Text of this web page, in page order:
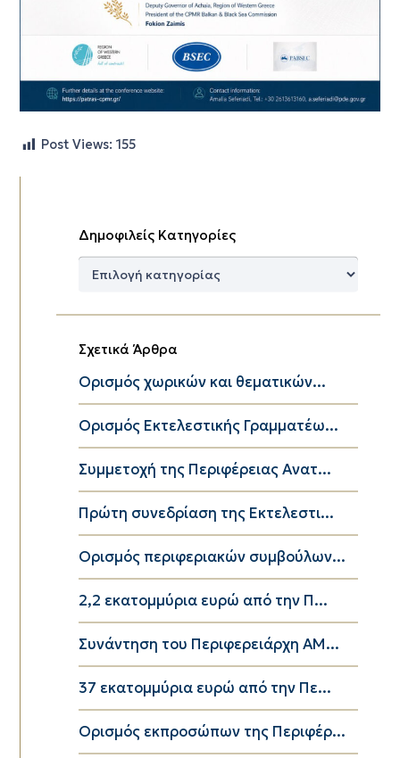
Post Views: 155
Δημοφιλείς Κατηγορίες
Δημοφιλείς
Σχετικά Άρθρα
Ορισμός χωρικών και θεματικών...
Ορισμός Εκτελεστικής Γραμματέω...
Συμμετοχή της Περιφέρειας Ανατ...
Πρώτη συνεδρίαση της Εκτελεστι...
Ορισμός περιφεριακών συμβούλων...
2,2 εκατομμύρια ευρώ από την Π...
Συνάντηση του Περιφερειάρχη ΑΜ...
37 εκατομμύρια ευρώ από την Πε...
Ορισμός εκπροσώπων της Περιφέρ...